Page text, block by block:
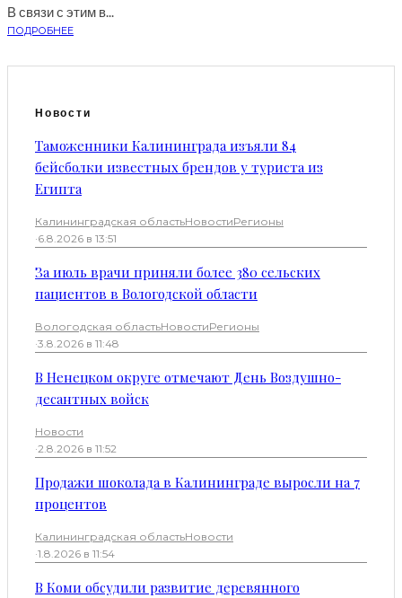
В связи с этим в...
ПОДРОБНЕЕ
Новости
Таможенники Калининграда изъяли 84
бейсболки известных брендов у туриста из
Египта
Калининградская областьНовостиРегионы
·6.8.2026 в 13:51
За июль врачи приняли более 380 сельских
пациентов в Вологодской области
Вологодская областьНовостиРегионы
·3.8.2026 в 11:48
В Ненецком округе отмечают День Воздушно-
десантных войск
Новости
·2.8.2026 в 11:52
Продажи шоколада в Калининграде выросли на 7
процентов
Калининградская областьНовости
·1.8.2026 в 11:54
В Коми обсудили развитие деревянного